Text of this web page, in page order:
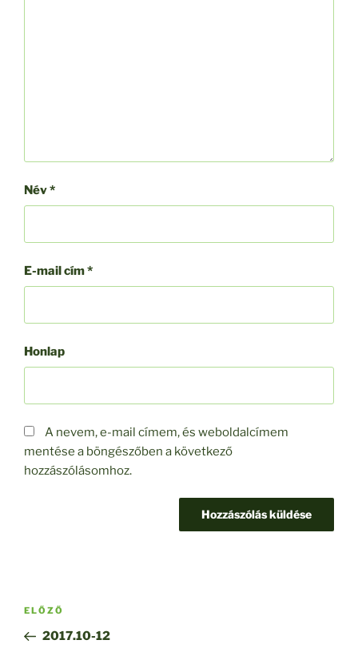
Név*
E-mail cím*
Honlap
A nevem, e-mail címem, és weboldalcímem
mentése a böngészőben a következő
hozzászólásomhoz.
Bejegyzés
Korábbi
bejegyzés
ELŐZŐ
2017.10-12